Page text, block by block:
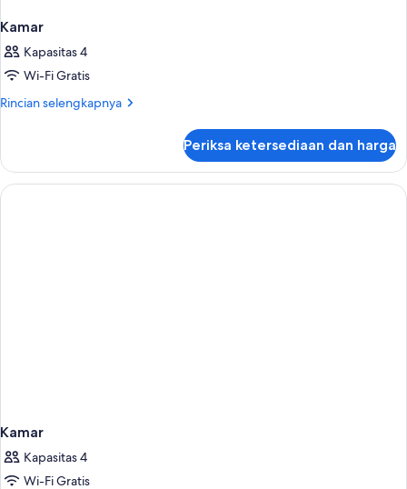
Kamar
Kapasitas 4
Wi-Fi Gratis
Rincian selengkapnya
Rincian
Kamar
Periksa ketersediaan dan harga
Kamar
Kapasitas 4
Wi-Fi Gratis